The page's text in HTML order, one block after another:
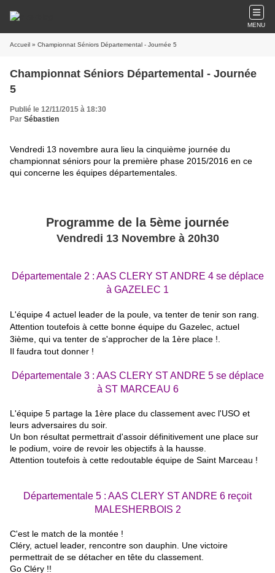
MENU
Accueil » Championnat Séniors Départemental - Journée 5
Championnat Séniors Départemental - Journée
5
Publié le 12/11/2015 à 18:30
Par Sébastien
Vendredi 13 novembre aura lieu la cinquième journée du
championnat séniors pour la première phase 2015/2016 en ce
qui concerne les équipes départementales.
Programme de la 5ème journée
Vendredi 13 Novembre à 20h30
Départementale 2 : AAS CLERY ST ANDRE 4 se déplace
à GAZELEC 1
L'équipe 4 actuel leader de la poule, va tenter de tenir son rang.
Attention toutefois à cette bonne équipe du Gazelec, actuel
3ième, qui va tenter de s'approcher de la 1ère place !.
Il faudra tout donner !
Départementale 3 : AAS CLERY ST ANDRE 5 se déplace
à ST MARCEAU 6
L'équipe 5 partage la 1ère place du classement avec l'USO et
leurs adversaires du soir.
Un bon résultat permettrait d'assoir définitivement une place sur
le podium, voire de revoir les objectifs à la hausse.
Attention toutefois à cette redoutable équipe de Saint Marceau !
Départementale 5 : AAS CLERY ST ANDRE 6 reçoit
MALESHERBOIS 2
C'est le match de la montée !
Cléry, actuel leader, rencontre son dauphin. Une victoire
permettrait de se détacher en tête du classement.
Go Cléry !!